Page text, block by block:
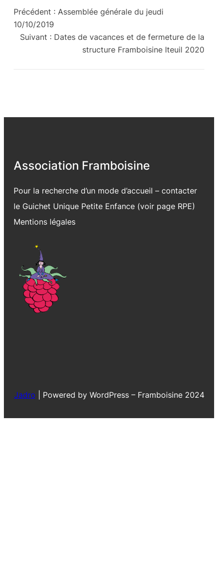
Précédent : Assemblée générale du jeudi
10/10/2019
Suivant : Dates de vacances et de fermeture de la
structure Framboisine Iteuil 2020
Association Framboisine
Pour la recherche d’un mode d’accueil – contacter
le Guichet Unique Petite Enfance (voir page RPE)
Mentions légales
Jadro Powered by WordPress – Framboisine 2024